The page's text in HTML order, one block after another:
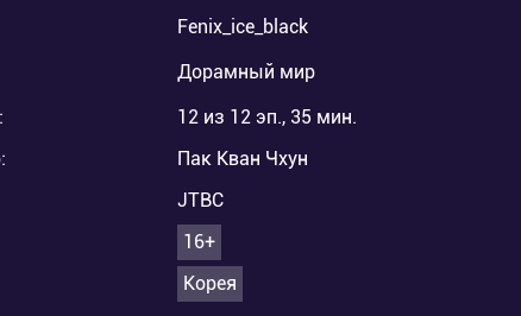
Fenix_ice_black
Дорамный мир
12 из 12 эп., 35 мин.
Пак Кван Чхун
JTBC
16+
Корея